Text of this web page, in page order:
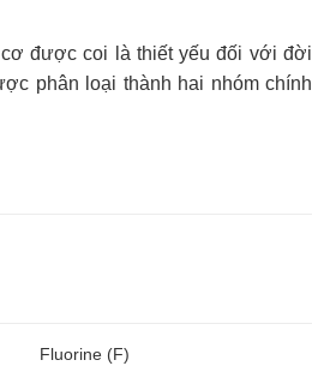
cơ được coi là thiết yếu đối với đời
phân loại thành hai nhóm chính
Fluorine (F)